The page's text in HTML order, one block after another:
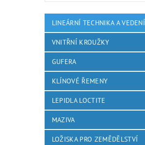
LINEÁRNÍ TECHNIKA A VEDENÍ
VNITŘNÍ KROUŽKY
GUFERA
KLÍNOVÉ ŘEMENY
LEPIDLA LOCTITE
MAZIVA
LOŽISKA PRO ZEMĚDĚLSTVÍ